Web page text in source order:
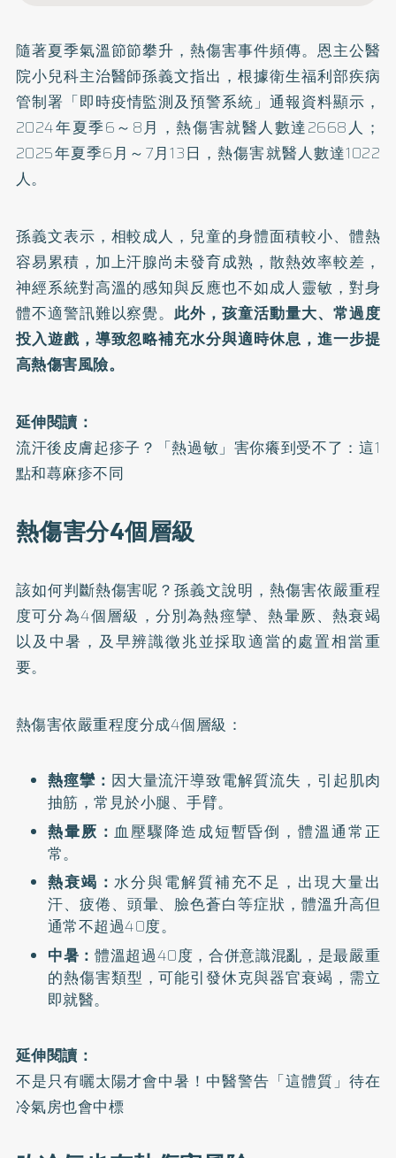
隨著夏季氣溫節節攀升，熱傷害事件頻傳。恩主公醫
院小兒科主治醫師孫義文指出，根據衛生福利部疾病
管制署「即時疫情監測及預警系統」通報資料顯示，
2024年夏季6～8月，熱傷害就醫人數達2668人；
2025年夏季6月～7月13日，熱傷害就醫人數達1022
人。
孫義文表示，相較成人，兒童的身體面積較小、體熱
容易累積，加上汗腺尚未發育成熟，散熱效率較差，
神經系統對高溫的感知與反應也不如成人靈敏，對身
體不適警訊難以察覺。此外，孩童活動量大、常過度
投入遊戲，導致忽略補充水分與適時休息，進一步提
高熱傷害風險。
延伸閱讀：
流汗後皮膚起疹子？「熱過敏」害你癢到受不了：這1
點和蕁麻疹不同
熱傷害分4個層級
該如何判斷熱傷害呢？孫義文說明，熱傷害依嚴重程
度可分為4個層級，分別為熱痙攣、熱暈厥、熱衰竭
以及中暑 ，及早辨識徵兆並採取適當的處置相當重
要。
熱傷害依嚴重程度分成4個層級：
熱痙攣： 因大量流汗導致電解質流失，引起肌肉
抽筋，常見於小腿、手臂。
熱暈厥：血壓驟降造成短暫昏倒，體溫通常正
常。
熱衰竭：水分與電解質補充不足，出現大量出
汗、疲倦、頭暈、臉色蒼白等症狀，體溫升高但
通常不超過40度。
中暑： 體溫超過40度，合併意識混亂，是最嚴重
的熱傷害類型，可能引發休克與器官衰竭，需立
即就醫。
延伸閱讀：
不是只有曬太陽才會中暑！中醫警告「這體質」待在
冷氣房也會中標